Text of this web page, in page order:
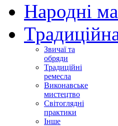
Народні
Звичаї та
обряди
Традиційні
ремесла
Виконавське
мистецтво
Світоглядні
практики
Інше